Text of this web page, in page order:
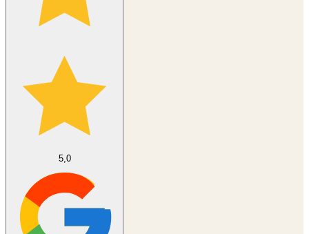
5,0